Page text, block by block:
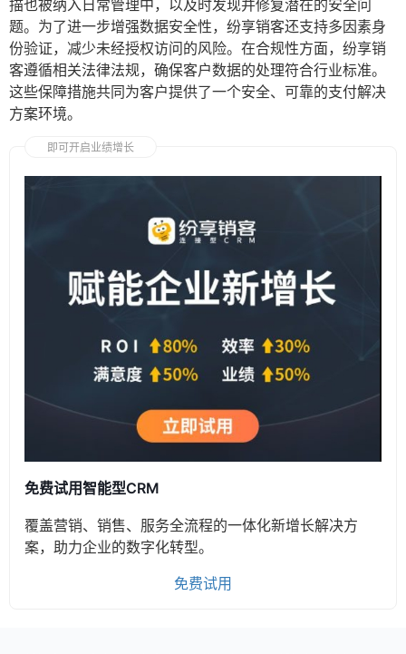
描也被纳入日常管理中，以及时发现并修复潜在的安全问
题。为了进一步增强数据安全性，纷享销客还支持多因素身
份验证，减少未经授权访问的风险。在合规性方面，纷享销
客遵循相关法律法规，确保客户数据的处理符合行业标准。
这些保障措施共同为客户提供了一个安全、可靠的支付解决
方案环境。
即可开启业绩增长
免费试用智能型CRM
覆盖营销、销售、服务全流程的一体化新增长解决方
案，助力企业的数字化转型。
免费试用